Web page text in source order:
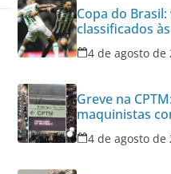
Copa do
classificados
4 de agosto de
Greve na
maquinistas
serviço nesta
4 de agosto de